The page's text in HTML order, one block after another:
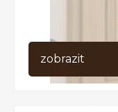
zobrazit